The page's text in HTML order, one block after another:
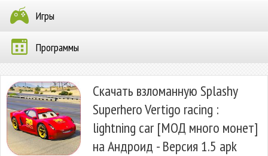
Игры
Программы
Скачать взломанную Splashy
Superhero Vertigo racing :
lightning car [МОД много монет]
на Андроид - Версия 1.5 apk